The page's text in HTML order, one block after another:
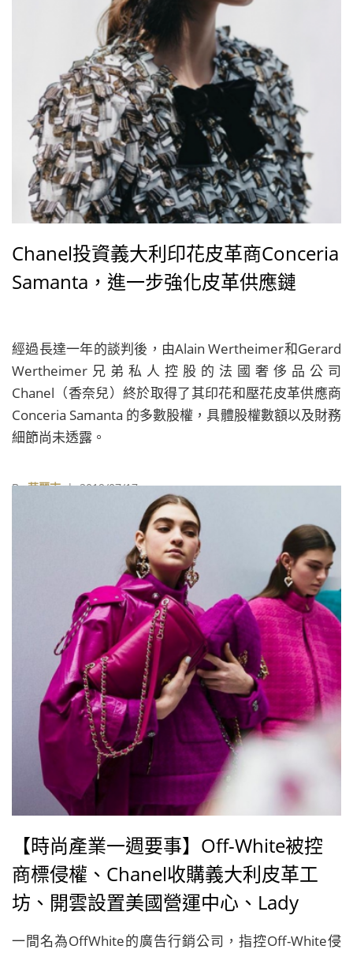
Chanel投資義大利印花皮革商Conceria
Samanta，進一步強化皮革供應鏈
經過長達一年的談判後，由Alain Wertheimer和Gerard
Wertheimer兄弟私人控股的法國奢侈品公司
Chanel（香奈兒）終於取得了其印花和壓花皮革供應商
Conceria Samanta 的多數股權，具體股權數額以及財務
細節尚未透露。
By華麗志| 2019/07/17
【時尚產業一週要事】Off-White被控
商標侵權、Chanel收購義大利皮革工
坊、開雲設置美國營運中心、Lady
Gaga推出美妝品牌Haus Laboratories
一間名為OffWhite的廣告行銷公司，指控Off-White侵